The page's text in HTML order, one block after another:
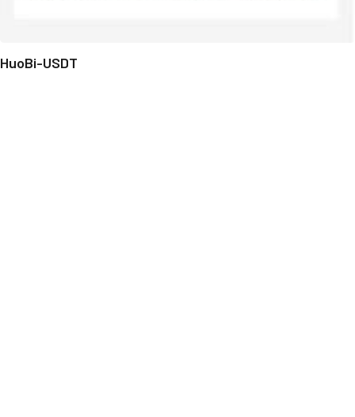
HuoBi-USDT